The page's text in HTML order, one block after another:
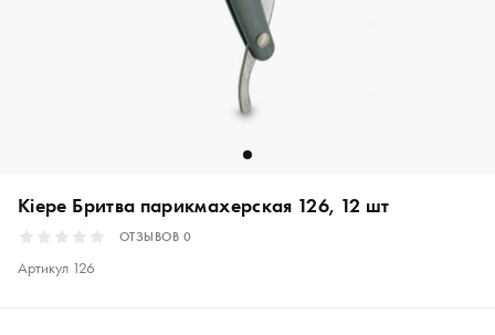
Kiepe Бритва парикмахерская 126, 12 шт
ОТЗЫВОВ 0
Артикул 126